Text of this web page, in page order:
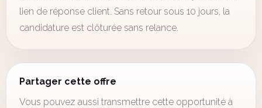
lien de réponse client. Sans retour sous 10 jours, la
candidature est clôturée sans relance.
Partager cette offre
Vous pouvez aussi transmettre cette opportunité à